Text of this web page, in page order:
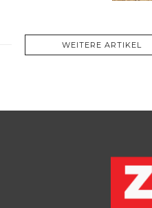
WEITERE ARTIKEL